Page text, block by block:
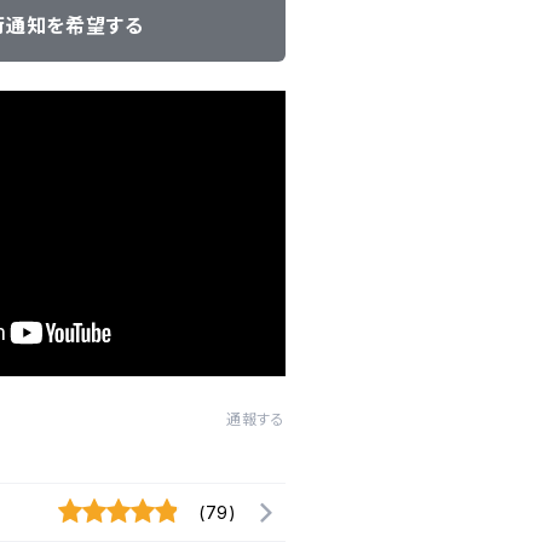
知を希望する
通報する
(79)